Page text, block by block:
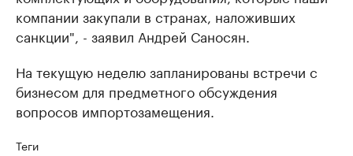
компании закупали в странах, наложивших
санкции", - заявил Андрей Саносян.
На текущую неделю запланированы встречи с
бизнесом для предметного обсуждения
вопросов импортозамещения.
Теги